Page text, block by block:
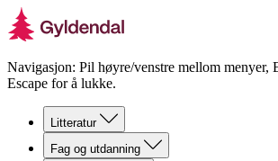
Navigasjon: Pil høyre/venstre mellom menyer,
Escape for å lukke.
Litteratur
Fag og utdanning